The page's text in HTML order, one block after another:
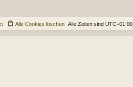
Alle Zeiten sind UTC+01:00
Alle Cookies löschen